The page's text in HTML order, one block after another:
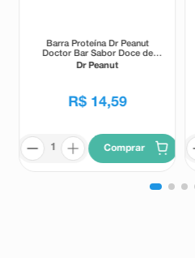
Barra Proteína Dr Peanut
Doctor Bar Sabor Doce de
Leite 62g
Dr Peanut
R$ 14,59
Comprar